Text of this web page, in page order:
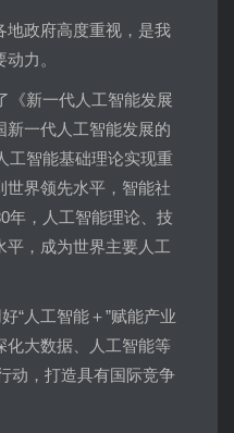
地政府高度重视，是我
力。
《新一代人工智能发展
新一代人工智能发展的
工智能基础理论实现重
世界领先水平，智能社
年，人工智能理论、技
平，成为世界主要人工
“人工智能＋”赋能产业
化大数据、人工智能等
动，打造具有国际竞争